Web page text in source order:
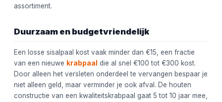
assortiment.
Duurzaam en budgetvriendelijk
Een losse sisalpaal kost vaak minder dan €15, een fractie
van een nieuwe krabpaal die al snel €100 tot €300 kost.
Door alleen het versleten onderdeel te vervangen bespaar je
niet alleen geld, maar verminder je ook afval. De houten
constructie van een kwaliteitskrabpaal gaat 5 tot 10 jaar mee,